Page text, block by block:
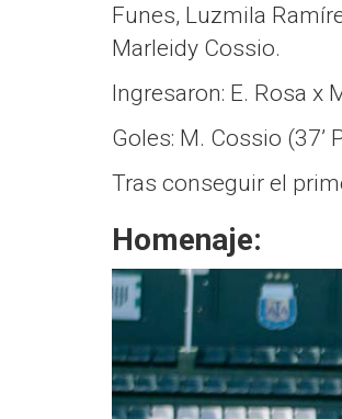
Funes, Luzmila
Marleidy Cossio.
Ingresaron: E. Rosa x
Goles: M. Cossio (37’
Tras conseguir el
Homenaje: